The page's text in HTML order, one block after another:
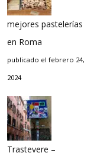
mejores pastelerías
en Roma
publicado el febrero 24,
2024
Trastevere –